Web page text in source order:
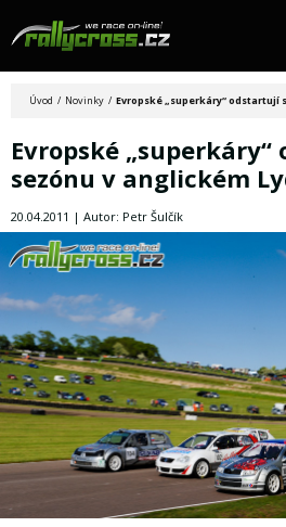
Úvod / Novinky / Evropské „superkáry“ odstartují
Evropské
sezónu v anglickém
20.04.2011 | Autor: Petr Šulčík